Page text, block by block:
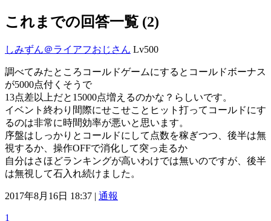
これまでの回答一覧 (2)
しみずん＠ライアフおじさん Lv500
調べてみたところコールドゲームにするとコールドボーナス
が5000点付くそうで
13点差以上だと15000点増えるのかな？らしいです。
イベント終わり間際にせこせことヒット打ってコールドにす
るのは非常に時間効率が悪いと思います。
序盤はしっかりとコールドにして点数を稼ぎつつ、後半は無
視するか、操作OFFで消化して突っ走るか
自分はさほどランキングが高いわけでは無いのですが、後半
は無視して石入れ続けました。
2017年8月16日 18:37 | 通報
1